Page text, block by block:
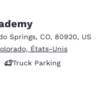
Springs, CO, 80920, US
États-Unis
Truck Parking